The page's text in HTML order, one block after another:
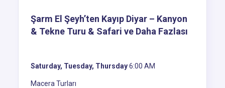
Şarm El Şeyh’ten Kayıp Diyar – Kanyon
& Tekne Turu & Safari ve Daha Fazlası
Saturday, Tuesday, Thursday6:00 AM
Macera Turları